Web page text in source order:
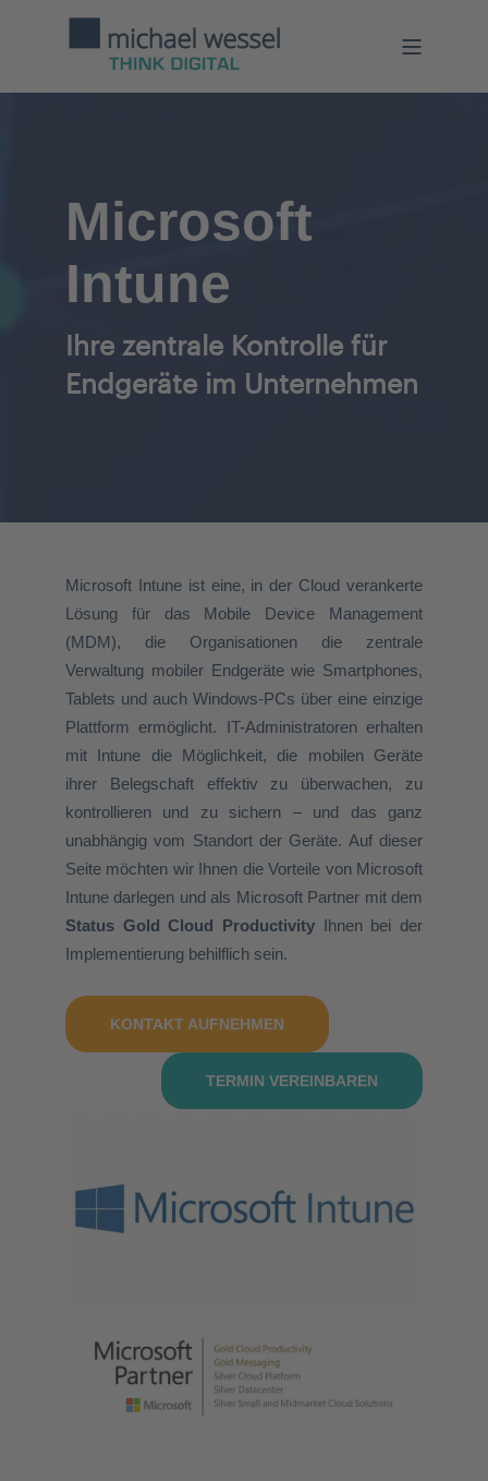
Microsoft
Intune
Ihre zentrale Kontrolle für
Endgeräte im Unternehmen
Microsoft Intune ist eine, in der Cloud verankerte
Lösung für das Mobile Device Management
(MDM), die Organisationen die zentrale
Verwaltung mobiler Endgeräte wie Smartphones,
Tablets und auch Windows-PCs über eine einzige
Plattform ermöglicht. IT-Administratoren erhalten
mit Intune die Möglichkeit, die mobilen Geräte
ihrer Belegschaft effektiv zu überwachen, zu
kontrollieren und zu sichern – und das ganz
unabhängig vom Standort der Geräte. Auf dieser
Seite möchten wir Ihnen die Vorteile von Microsoft
Intune darlegen und als Microsoft Partner mit dem
Status Gold Cloud Productivity Ihnen bei der
Implementierung behilflich sein.
KONTAKT AUFNEHMEN
TERMIN VEREINBAREN